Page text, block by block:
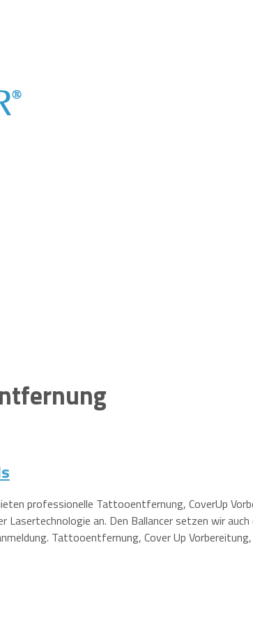
professionelle Tattooentfernung, CoverUp
Lasertechnologie an. Den Ballancer setzen wir
Tattooentfernung, Cover Up